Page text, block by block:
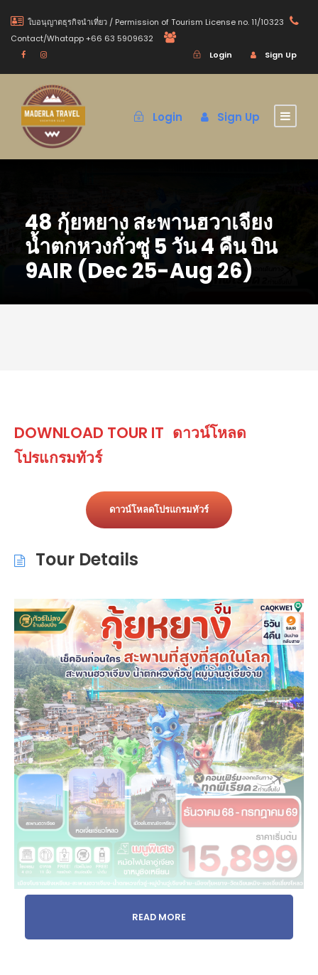
ใบอนุญาตธุรกิจนำเที่ยว / Permission of Tourism License no. 11/10323
Contact/Whatapp +66 63 5909632
Login
Sign Up
Login Sign Up
48 กุ้ยหยาง สะพานฮวาเจียง
น้ำตกหวงกั่วซู่ 5 วัน 4 คืน บิน
9AIR (Dec 25-Aug 26)
DOWNLOAD TOUR ITINERARY|
ดาวน์โหลดโปรแกรมทัวร์
ดาวน์โหลดโปรแกรมทัวร์
Tour Details
READ MORE